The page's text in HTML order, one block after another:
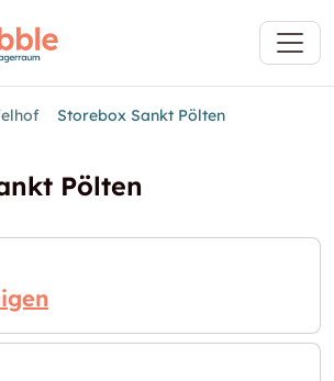
Storebox Sankt Pölten
Pölten